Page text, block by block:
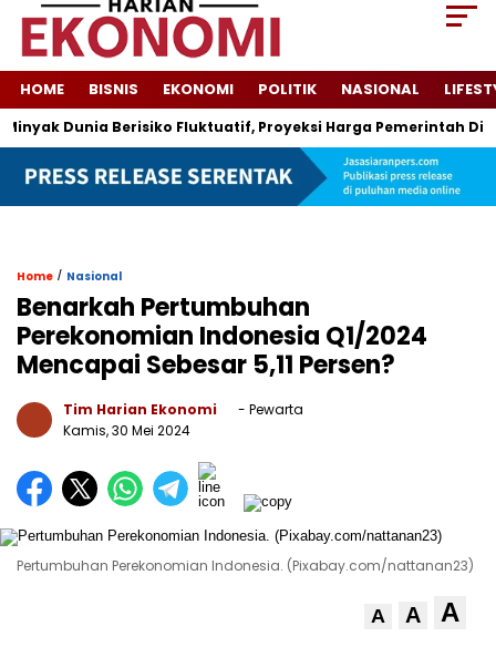
HOME BISNIS EKONOMI POLITIK NASIONAL
Berisiko Fluktuatif, Proyeksi Harga Pemerintah Dipatok
Home / Nasional
Benarkah Pertumbuhan
Perekonomian Indonesia Q1/2024
Mencapai Sebesar 5,11 Persen?
Tim Harian Ekonomi
- Pewarta
Kamis, 30 Mei 2024
Pertumbuhan Perekonomian Indonesia. (Pixabay.com/nattanan23)
A A A